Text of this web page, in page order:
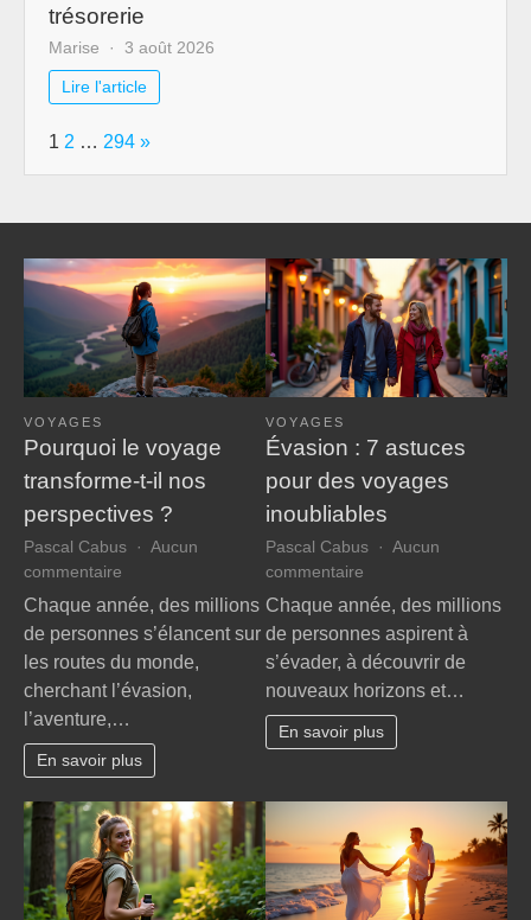
trésorerie
Marise 3 août 2026
Lire l'article
Page:
1 2 … 294 Next
»
VOYAGES
Pourquoi le voyage
transforme-t-il nos
perspectives ?
Pascal Cabus
Aucun
commentaire
Pourquoi
voyage
transforme-
t-
il
nos
perspectives
Chaque année, des millions
de personnes s’élancent sur
les routes du monde,
cherchant l’évasion,
l’aventure,…
En savoir plus
VOYAGES
Évasion : 7 astuces
pour des voyages
inoubliables
Pascal Cabus
Aucun
commentaire
Évasion
7
astuces
pour
des
voyages
Chaque année, des millions
de personnes aspirent à
s’évader, à découvrir de
nouveaux horizons et…
En savoir plus